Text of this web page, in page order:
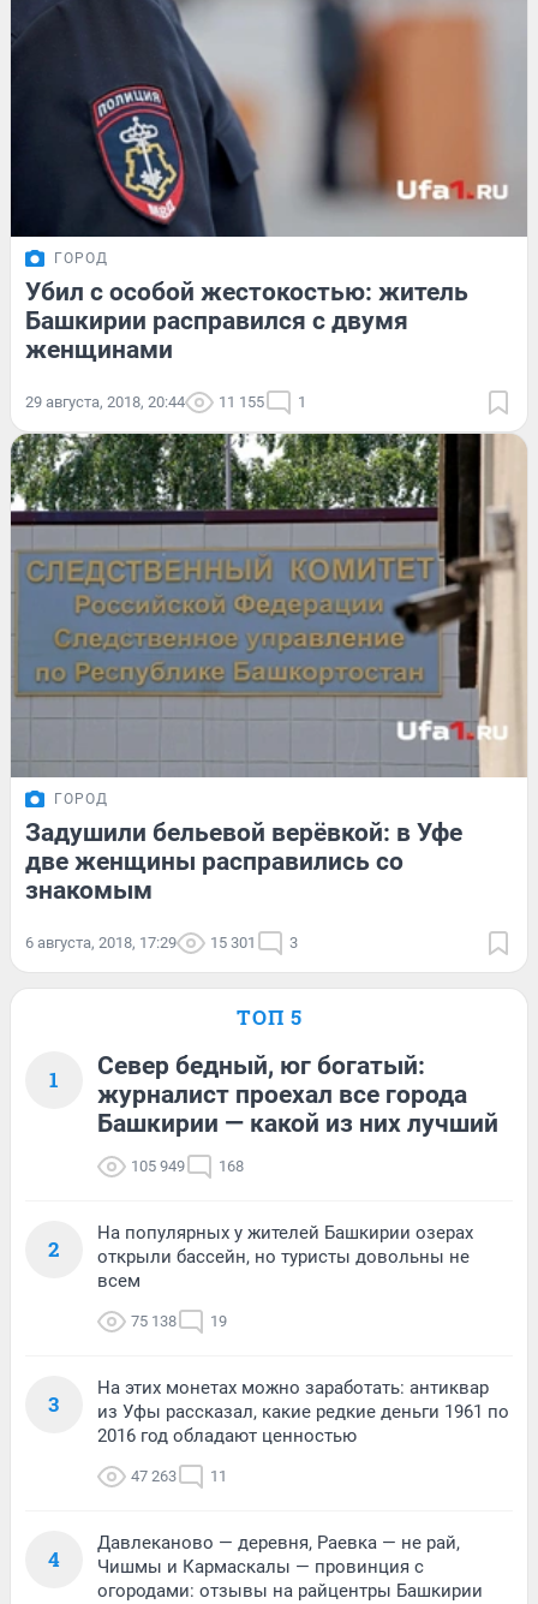
ГОРОД
Убил с особой жестокостью: житель
Башкирии расправился с двумя
женщинами
29 августа, 2018, 20:44 11 155 1
ГОРОД
Задушили бельевой верёвкой: в Уфе
две женщины расправились со
знакомым
6 августа, 2018, 17:29 15 301 3
ТОП 5
1
Север бедный, юг богатый:
журналист проехал все города
Башкирии — какой из них лучший
105 949 168
2
На популярных у жителей Башкирии озерах
открыли бассейн, но туристы довольны не
всем
75 138 19
3
На этих монетах можно заработать: антиквар
из Уфы рассказал, какие редкие деньги 1961 по
2016 год обладают ценностью
47 263 11
4
Давлеканово — деревня, Раевка — не рай,
Чишмы и Кармаскалы — провинция с
огородами: отзывы на райцентры Башкирии